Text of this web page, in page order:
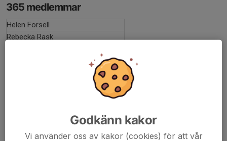
365 medlemmar
Helen Forsell
Rebecka Rask
Göran Borg
Godkänn kakor
Vi använder oss av kakor (cookies) för att vår